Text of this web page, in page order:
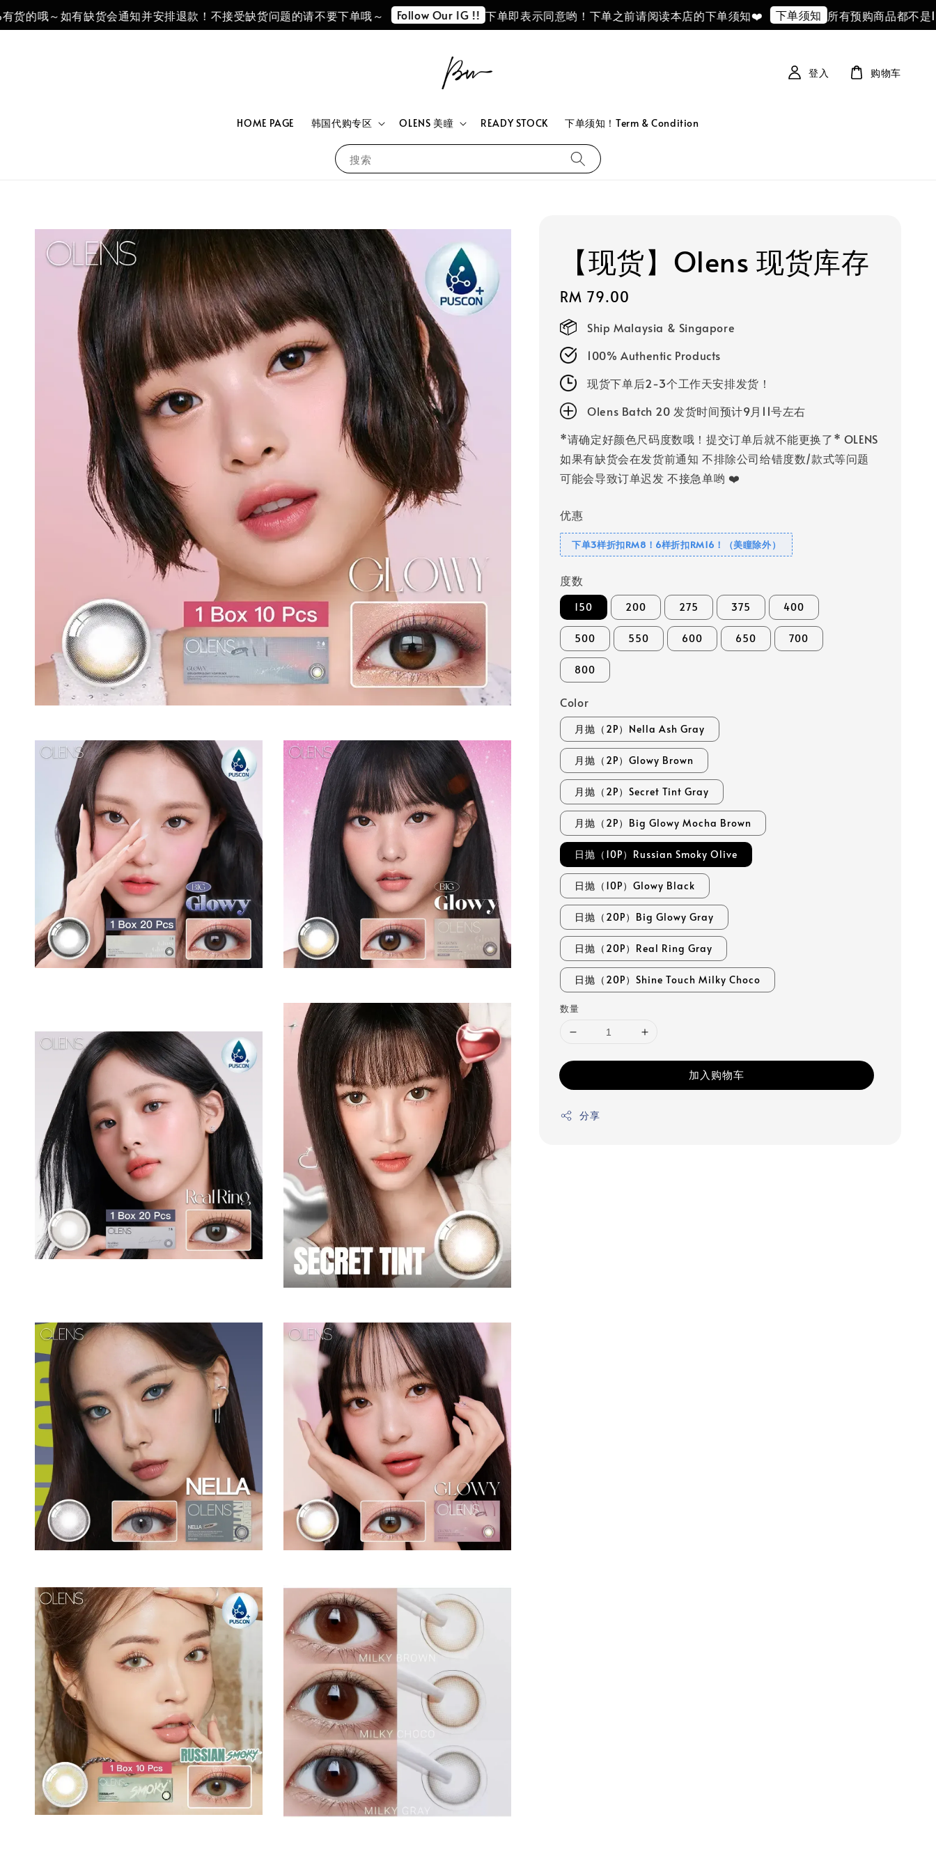
哦～如有缺货会通知并安排退款！不接受缺货问题的请不要下单哦～ Follow Our IG !! 下单即表示同意哟！下单之前请阅读本店的下单须知❤️ 下单须知 所有预购商品都不是
搜索
HOME PAGE 韩国代购专区 OLENS 美瞳 READY STOCK 下单须知！Term & Condition
登入 购物车
【现货】Olens 现货库存
Regular
price
RM 79.00
Ship Malaysia & Singapore
100% Authentic Products
现货下单后2-3个工作天安排发货！
Olens Batch 20 发货时间预计9月11号左右
*请确定好颜色尺码度数哦！提交订单后就不能更换了* OLENS
如果有缺货会在发货前通知 不排除公司给错度数/款式等问题
可能会导致订单迟发 不接急单哟 ❤️
优惠
下单3样折扣RM8！6样折扣RM16！（美瞳除外）
度数
150 200 275 375 400
500 550 600 650 700
800
Color
月抛（2P）Nella Ash Gray
月抛（2P）Glowy Brown
月抛（2P）Secret Tint Gray
月抛（2P）Big Glowy Mocha Brown
日抛（10P）Russian Smoky Olive
日抛（10P）Glowy Black
日抛（20P）Big Glowy Gray
日抛（20P）Real Ring Gray
日抛（20P）Shine Touch Milky Choco
数量
加入购物车
分享